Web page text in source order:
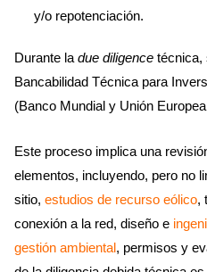
y/o repotenciación.
Durante la due diligence técnica,
Bancabilidad Técnica para
(Banco Mundial y Unión
Este proceso implica una
elementos, incluyendo, pero no
sitio, estudios de recurso eólico,
conexión a la red, diseño e
gestión ambiental, permisos y